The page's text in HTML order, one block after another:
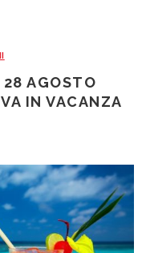
AGOSTO
IN VACANZA